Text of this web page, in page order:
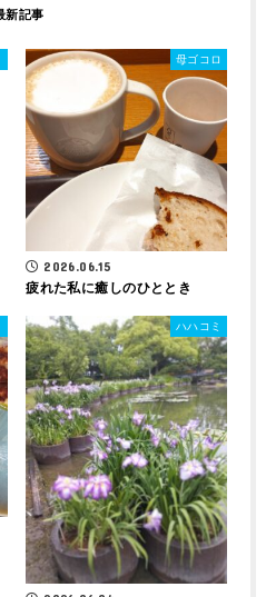
母ゴコロ
2026.06.15
疲れた私に癒しのひととき
ハハコミ